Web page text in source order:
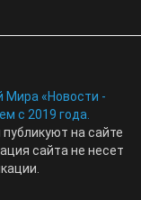
Мира «Новости -
с 2019 года.
на сайте
сайта не несет